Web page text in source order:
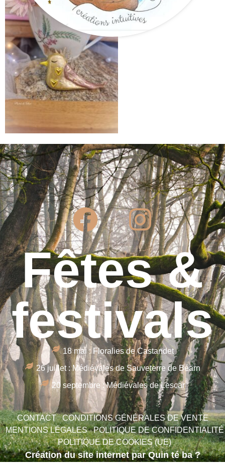
Fêtes &
festivals
18 mai : Floralies de Castandet
26 juillet : Médiévales de Sauveterre de Béarn
20 septembre : Médiévales de Lescar
CONTACT
CONDITIONS GÉNÉRALES DE VENTE
MENTIONS LÉGALES
POLITIQUE DE CONFIDENTIALITÉ
POLITIQUE DE COOKIES (UE)
Création du site internet par Quin té ba ?